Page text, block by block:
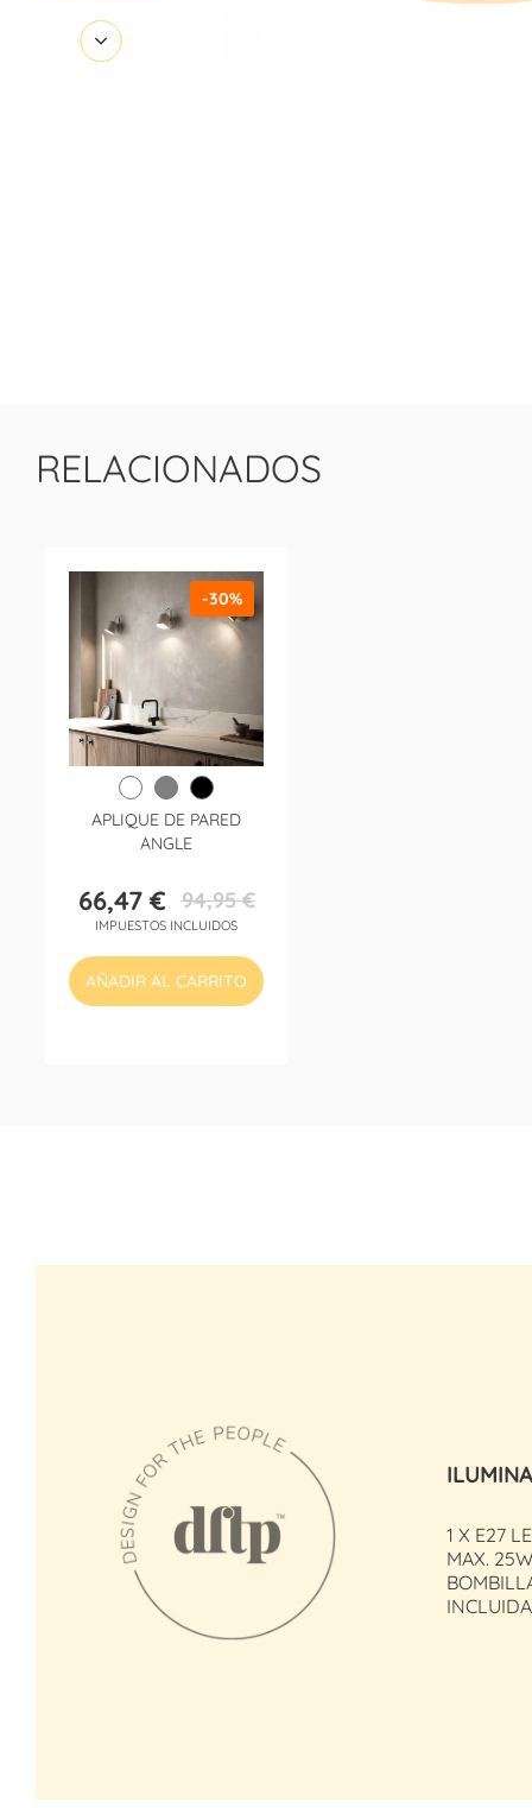
RELACIONADOS
APLIQUE DE PARED
ANGLE
Precio
66,47 €Precio
base
94,95 €
IMPUESTOS INCLUIDOS
-30%
AÑADIR AL CARRITO
1 X E27
MAX. 25W
INCLUIDA